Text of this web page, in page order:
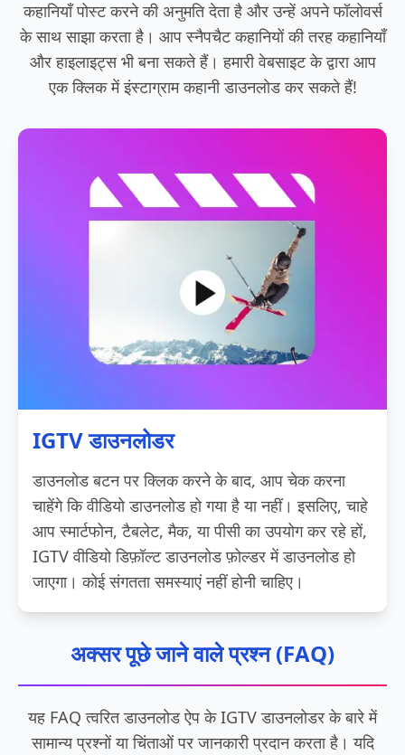
कहानियाँ पोस्ट करने की अनुमति देता है और उन्हें अपने फॉलोवर्स
के साथ साझा करता है। आप स्नैपचैट कहानियों की तरह कहानियाँ
और हाइलाइट्स भी बना सकते हैं। हमारी वेबसाइट के द्वारा आप
एक क्लिक में इंस्टाग्राम कहानी डाउनलोड कर सकते हैं!
IGTV डाउनलोडर
डाउनलोड बटन पर क्लिक करने के बाद, आप चेक करना
चाहेंगे कि वीडियो डाउनलोड हो गया है या नहीं। इसलिए, चाहे
आप स्मार्टफोन, टैबलेट, मैक, या पीसी का उपयोग कर रहे हों,
IGTV वीडियो डिफ़ॉल्ट डाउनलोड फ़ोल्डर में डाउनलोड हो
जाएगा। कोई संगतता समस्याएं नहीं होनी चाहिए।
अक्सर पूछे जाने वाले प्रश्न (FAQ)
यह FAQ त्वरित डाउनलोड ऐप के IGTV डाउनलोडर के बारे में
सामान्य प्रश्नों या चिंताओं पर जानकारी प्रदान करता है। यदि